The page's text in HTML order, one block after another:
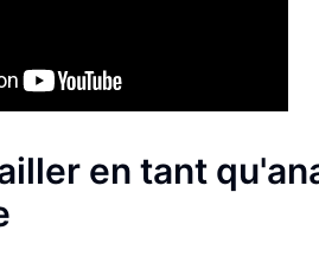
en tant